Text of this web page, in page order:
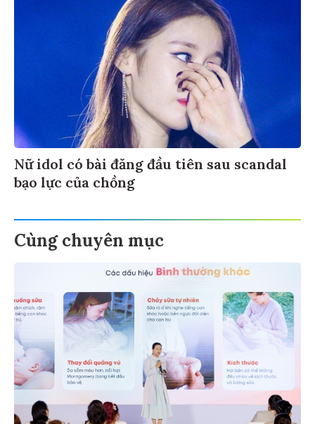
Nữ idol có bài đăng đầu tiên sau scandal
bạo lực của chồng
Cùng chuyên mục